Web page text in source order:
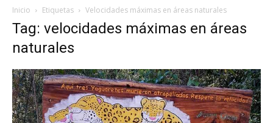
Inicio Etiquetas Velocidades máximas en áreas naturales
Tag: velocidades máximas en áreas
naturales